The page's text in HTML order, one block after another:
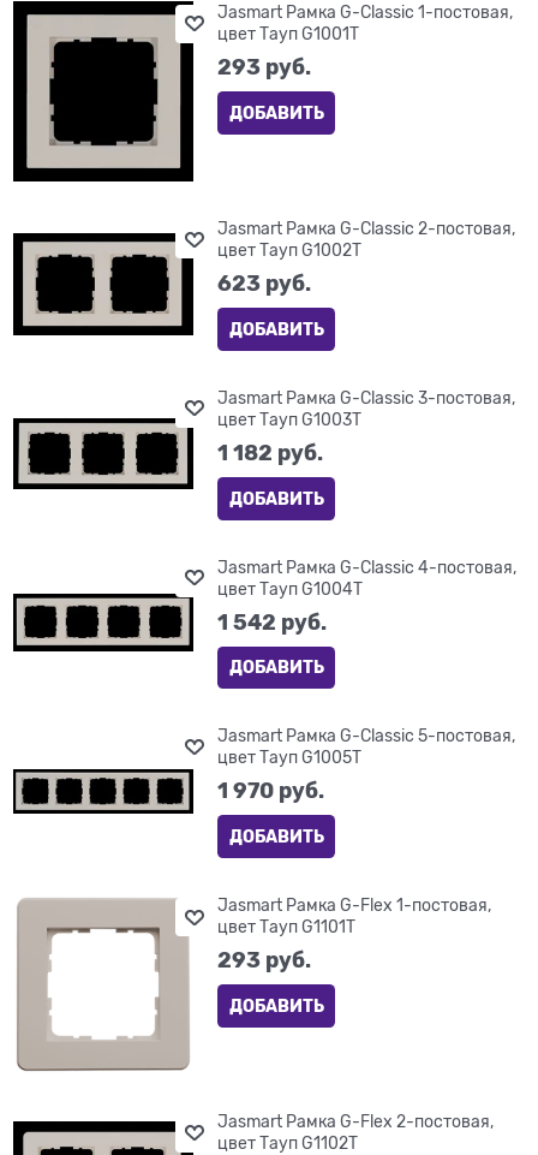
Jasmart Рамка G-Classic 1-постовая,
цвет Тауп G1001T
293 руб.
ДОБАВИТЬ
Jasmart Рамка G-Classic 2-постовая,
цвет Тауп G1002T
623 руб.
ДОБАВИТЬ
Jasmart Рамка G-Classic 3-постовая,
цвет Тауп G1003T
1 182 руб.
ДОБАВИТЬ
Jasmart Рамка G-Classic 4-постовая,
цвет Тауп G1004T
1 542 руб.
ДОБАВИТЬ
Jasmart Рамка G-Classic 5-постовая,
цвет Тауп G1005T
1 970 руб.
ДОБАВИТЬ
Jasmart Рамка G-Flex 1-постовая,
цвет Тауп G1101T
293 руб.
ДОБАВИТЬ
Jasmart Рамка G-Flex 2-постовая,
цвет Тауп G1102T